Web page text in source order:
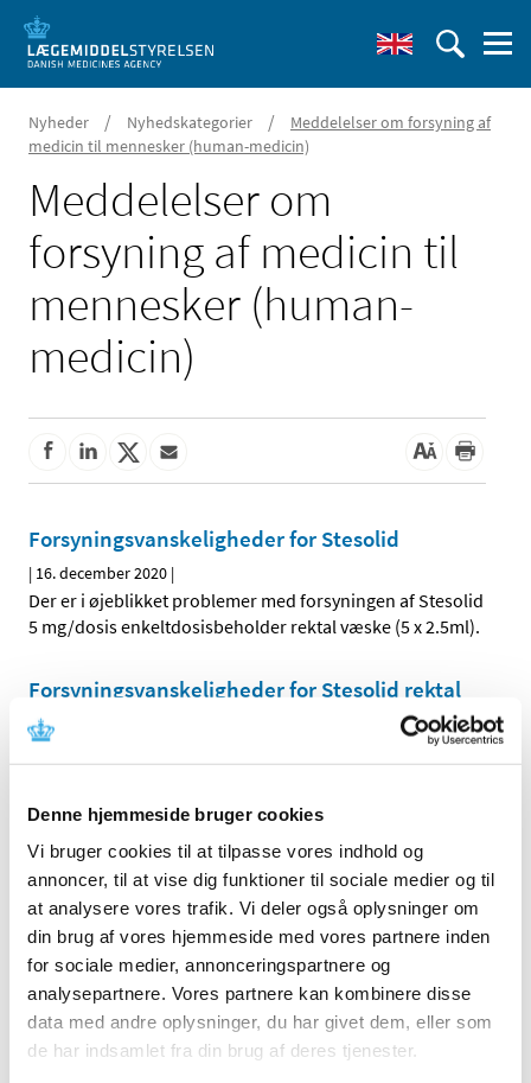
Denne hjemmeside bruger cookies
Vi bruger cookies til at tilpasse vores indhold og
annoncer, til at vise dig funktioner til sociale medier og til
at analysere vores trafik. Vi deler også oplysninger om
din brug af vores hjemmeside med vores partnere inden
for sociale medier, annonceringspartnere og
analysepartnere. Vores partnere kan kombinere disse
data med andre oplysninger, du har givet dem, eller som
de har indsamlet fra din brug af deres tjenester.
Nyheder / Nyhedskategorier /
Meddelelser om forsyning af
medicin til mennesker (human-medicin)
Meddelelser om
forsyning af medicin til
mennesker (human-
medicin)
Forsyningsvanskeligheder for Stesolid
| 16. december 2020 |
Der er i øjeblikket problemer med forsyningen af Stesolid
5 mg/dosis enkeltdosisbeholder rektal væske (5 x 2.5ml).
Forsyningsvanskeligheder for Stesolid rektal
væske og Stesolid emulsion
emulsion 5 mg/ml samt Stesolid rektal væske 5
Alle (2092)
TID
2026 (308)
2025 (359)
2024 (445)
2023 (504)